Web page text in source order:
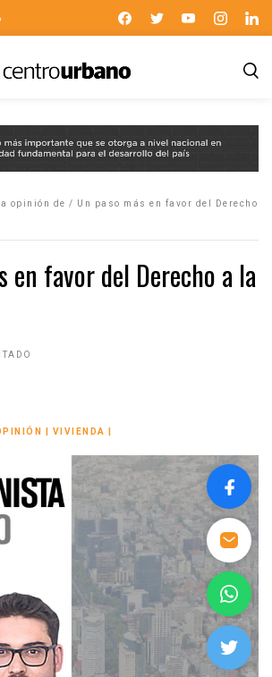
opinión de /
Un paso más en favor del Derecho
en favor del Derecho a la
VIVIENDA